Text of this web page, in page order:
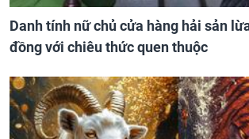
Danh tính nữ chủ cửa hàng hải sản
đồng với chiêu thức quen thuộc